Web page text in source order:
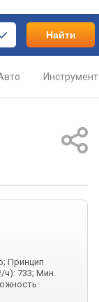
Найти
Инструмент
Принцип
ч): 733; Мин.